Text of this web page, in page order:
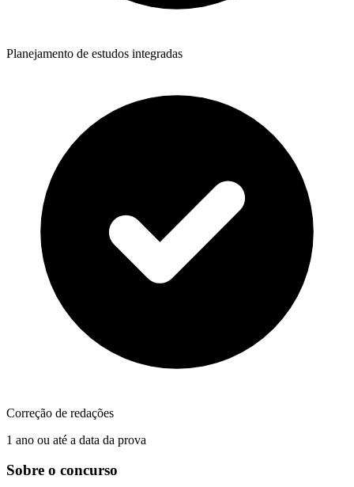
Planejamento de estudos integradas
Correção de redações
1 ano ou até a data da prova
Sobre o concurso